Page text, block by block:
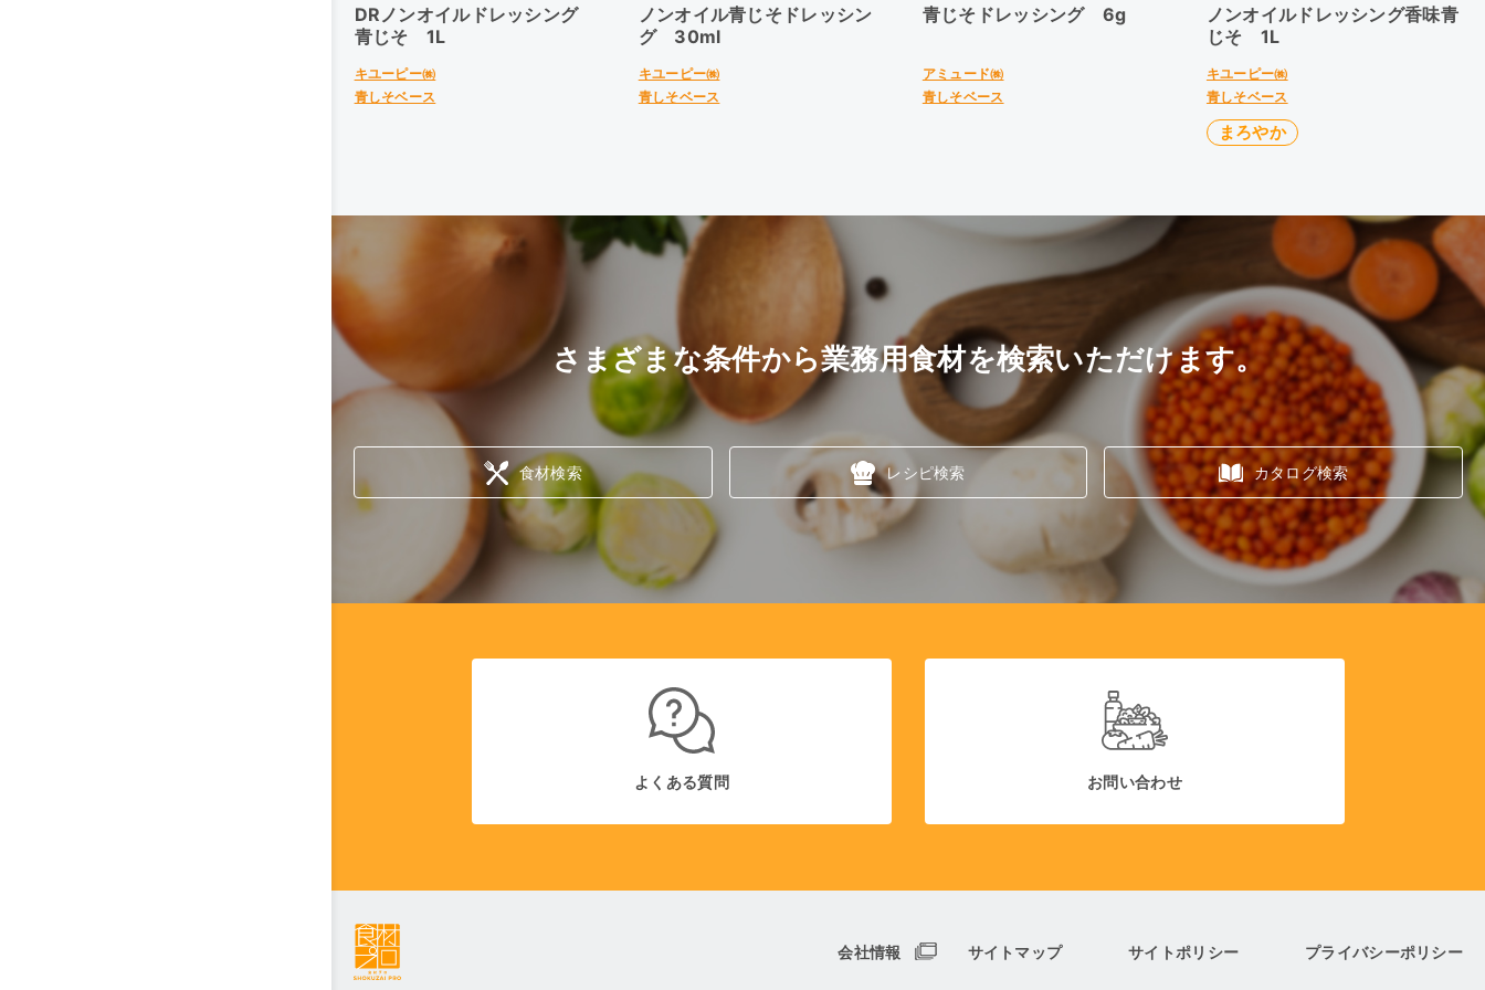
DRノンオイルドレッシング
青じそ 1L
キユーピー㈱
青しそベース
ノンオイル青じそドレッシン
グ 30ml
キユーピー㈱
青しそベース
青じそドレッシング 6g
アミュード㈱
青しそベース
ノンオイルドレッシング香味青
じそ 1L
キユーピー㈱
青しそベース
まろやか
さまざまな条件から業務用食材を検索いただけます。
食材検索 レシピ検索 カタログ検索
よくある質問 お問い合わせ
会社情報 サイトマップ サイトポリシー プライバシーポリシー